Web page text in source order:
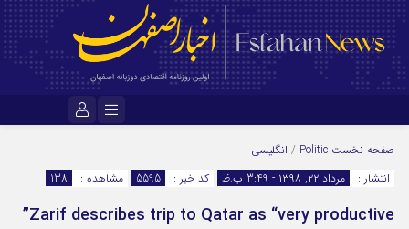
نام کاربری یا نشانی ایمیل
رمز عبور
صفحه نخست Politic
/ انگلیسی
انتشار :
مرداد ۲۲, ۱۳۹۸ - 3:49 ب.ظ کد خبر : 5595 مشاهده : 138
Zarif describes trip to Qatar as “very productive”